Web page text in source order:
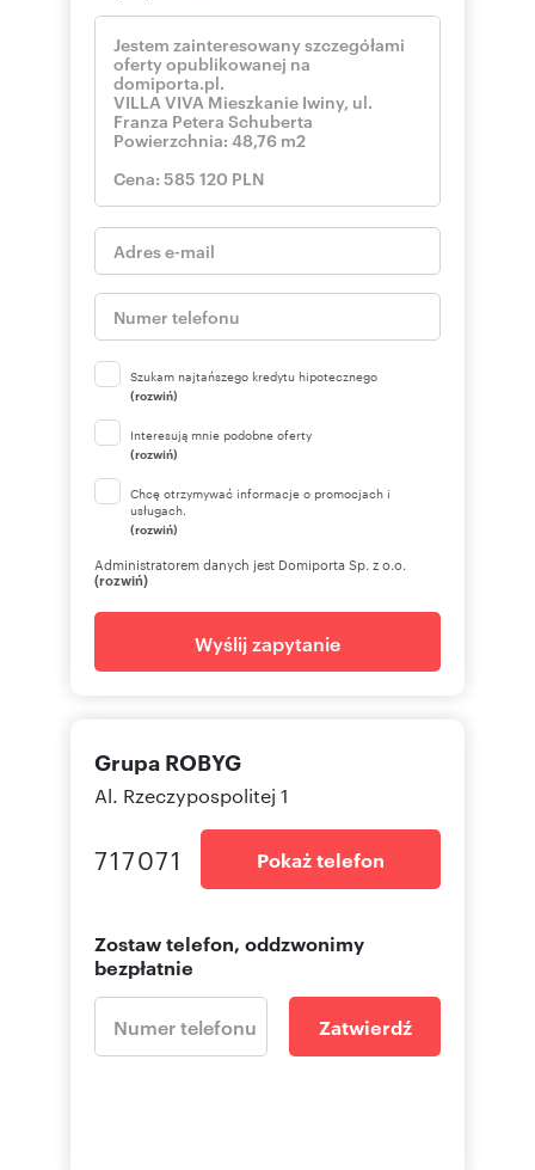
Szukam najtańszego kredytu hipotecznego
(rozwiń)
Interesują mnie podobne oferty
(rozwiń)
Chcę otrzymywać informacje o promocjach i
usługach.
(rozwiń)
Administratorem danych jest Domiporta Sp. z o.o.
(rozwiń)
Wyślij zapytanie
Grupa ROBYG
Al. Rzeczypospolitej 1
717071 Pokaż telefon
Zostaw telefon, oddzwonimy
bezpłatnie
Zatwierdź